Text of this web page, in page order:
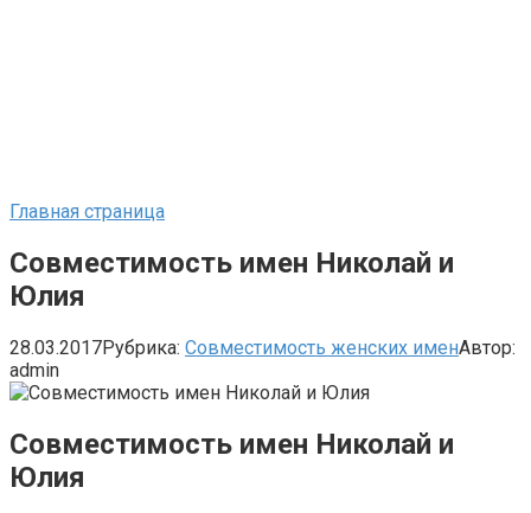
Главная страница
Совместимость имен Николай и
Юлия
28.03.2017Рубрика: Совместимость женских именАвтор:
admin
Совместимость имен Николай и
Юлия